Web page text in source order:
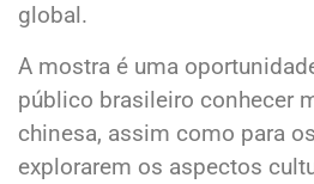
global.
A mostra é uma
público brasileiro conhecer
chinesa, assim como para
explorarem os aspectos